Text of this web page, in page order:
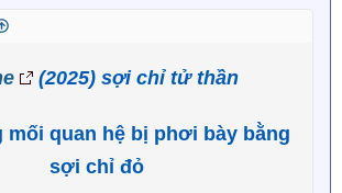
(2025) sợi chỉ tử thần
mối quan hệ bị phơi bày bằng
sợi chỉ đỏ